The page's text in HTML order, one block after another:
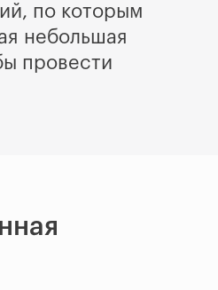
по которым
небольшая
провести